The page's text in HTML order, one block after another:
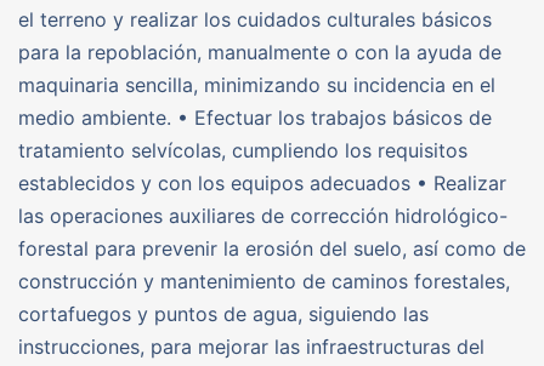
el terreno y realizar los cuidados culturales básicos
para la repoblación, manualmente o con la ayuda de
maquinaria sencilla, minimizando su incidencia en el
medio ambiente. • Efectuar los trabajos básicos de
tratamiento selvícolas, cumpliendo los requisitos
establecidos y con los equipos adecuados • Realizar
las operaciones auxiliares de corrección hidrológico-
forestal para prevenir la erosión del suelo, así como de
construcción y mantenimiento de caminos forestales,
cortafuegos y puntos de agua, siguiendo las
instrucciones, para mejorar las infraestructuras del